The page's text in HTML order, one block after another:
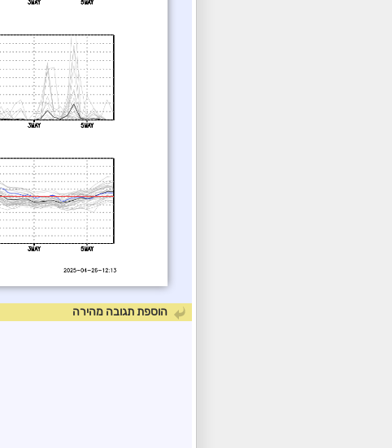
הוספת תגובה מהירה